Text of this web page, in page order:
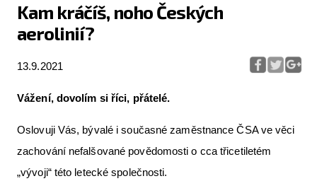
Kam kráčíš, noho Českých
aerolinií?
13.9.2021
Vážení, dovolím si říci, přátelé.
Oslovuji Vás, bývalé i současné zaměstnance ČSA ve věci
zachování nefalšované povědomosti o cca třicetiletém
„vývoji“ této letecké společnosti.
Série & speciály
Letecká videa